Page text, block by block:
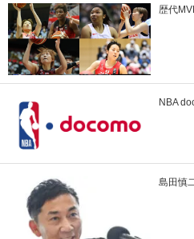
歴代
NBA
島田慎